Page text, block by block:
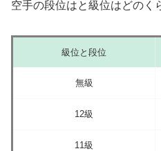
空手の段位はと級位はどのく
級位と段位
無級
12級
11級